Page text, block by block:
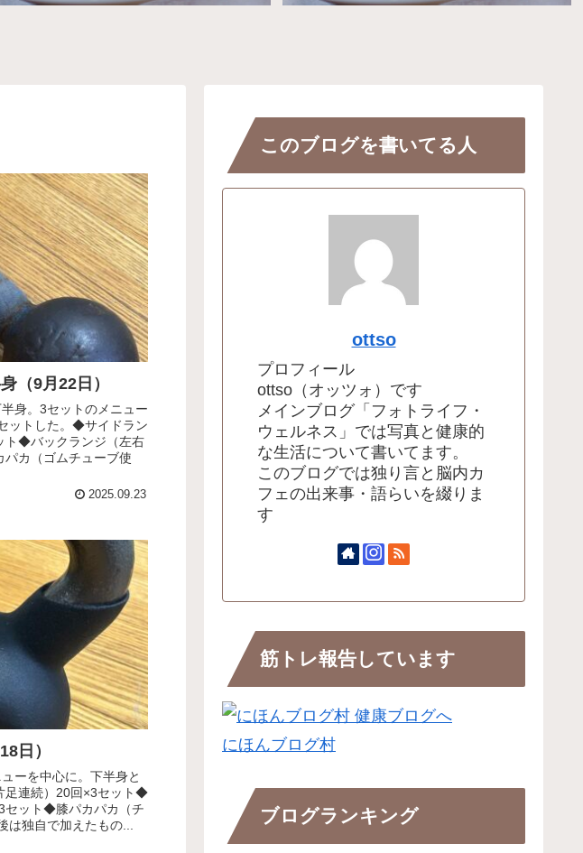
（9月22日）
身。3セットのメニュー
ットした。◆サイドラン
ト◆バックランジ（左右
カ（ゴムチューブ使
2025.09.23
日）
ーを中心に。下半身と
足連続）20回×3セット◆
セット◆膝パカパカ（チ
は独自で加えたもの...
このブログを書いてる人
ottso
プロフィール
ottso（オッツォ）です
メインブログ「フォトライフ・
ウェルネス」では写真と健康的
な生活について書いてます。
このブログでは独り言と脳内カ
フェの出来事・語らいを綴りま
す
筋トレ報告しています
にほんブログ村
ブログランキング